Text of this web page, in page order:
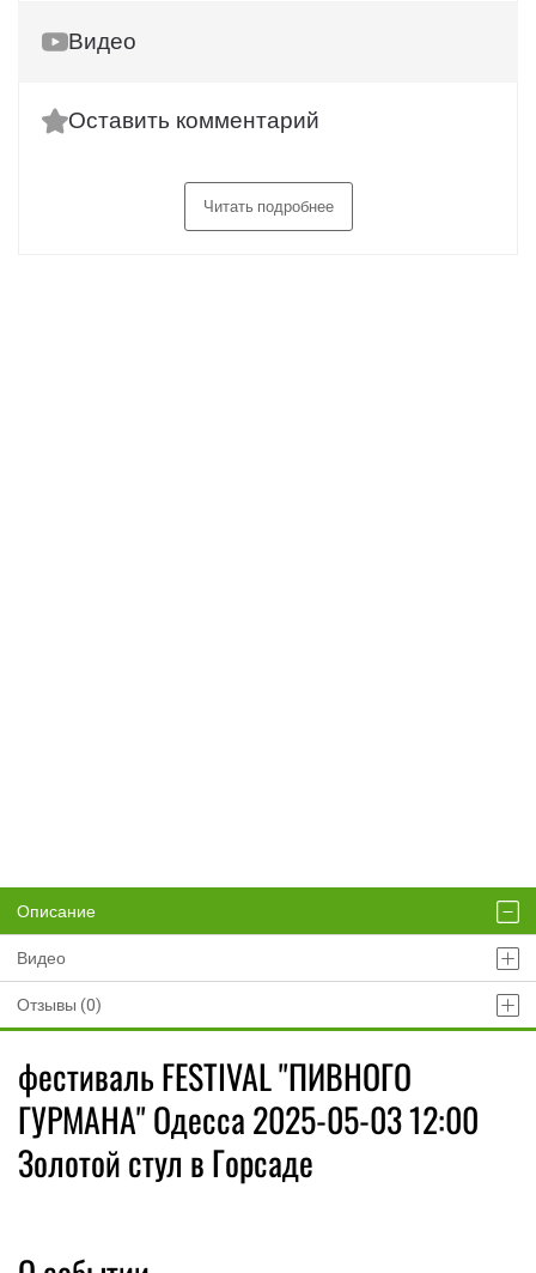
Видео
Оставить комментарий
Читать подробнее
Описание
Видео
Отзывы (0)
фестиваль FESTIVAL ''ПИВНОГО
ГУРМАНА'' Одесса 2025-05-03 12:00
Золотой стул в Горсаде